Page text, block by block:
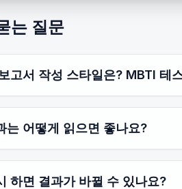
는 질문
고서 작성 스타일은? MBTI 테
는 어떻게 읽으면 좋나요?
하면 결과가 바뀔 수 있나요?